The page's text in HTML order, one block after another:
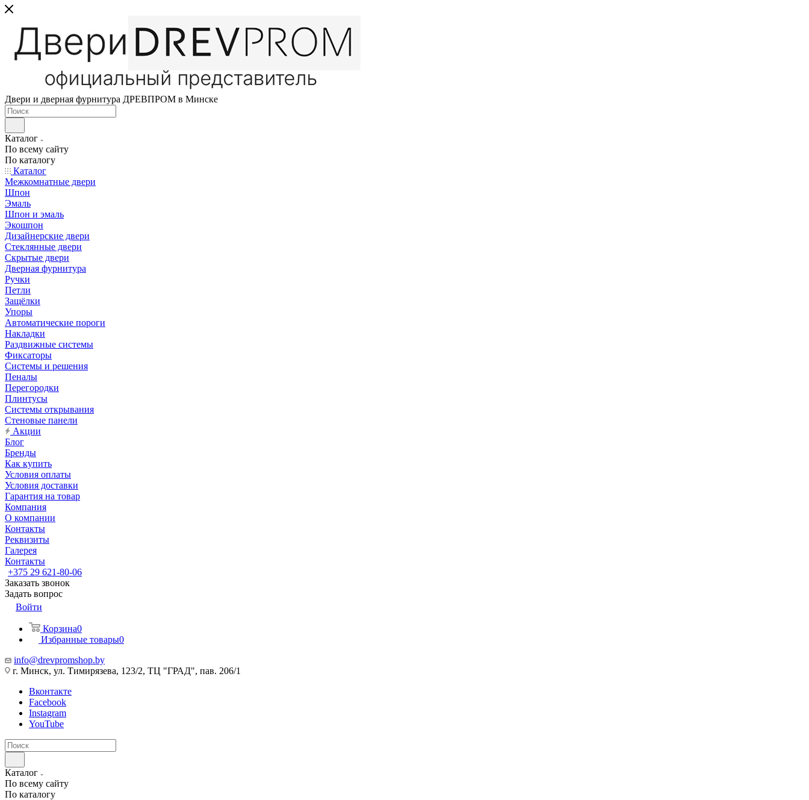
Двери и дверная фурнитура ДРЕВПРОМ в Минске
Каталог
По всему сайту
По каталогу
Каталог
Межкомнатные двери
Шпон
Эмаль
Шпон и эмаль
Экошпон
Дизайнерские двери
Стеклянные двери
Скрытые двери
Дверная фурнитура
Ручки
Петли
Защёлки
Упоры
Автоматические пороги
Накладки
Раздвижные системы
Фиксаторы
Системы и решения
Пеналы
Перегородки
Плинтусы
Системы открывания
Стеновые панели
Акции
Блог
Бренды
Как купить
Условия оплаты
Условия доставки
Гарантия на товар
Компания
О компании
Контакты
Реквизиты
Галерея
Контакты
+375 29 621-80-06
Заказать звонок
Задать вопрос
Войти
Корзина0
Избранные товары0
info@drevpromshop.by
г. Минск, ул. Тимирязева, 123/2, ТЦ "ГРАД", пав. 206/1
Вконтакте
Facebook
Instagram
YouTube
Каталог
По всему сайту
По каталогу